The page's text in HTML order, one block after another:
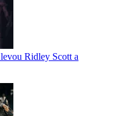
Ridley Scott a